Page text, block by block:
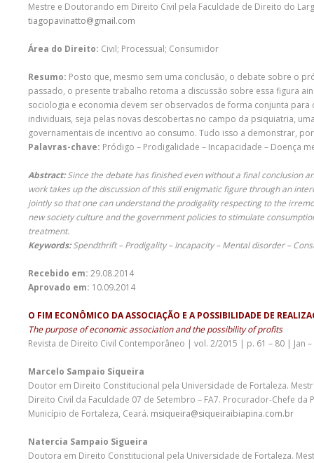
Mestre e Doutorando em Direito Civil pela Faculdade de Direito do
tiagopavinatto@gmail.com
Área do Direito: Civil; Processual; Consumidor
Resumo: Posto que, mesmo sem uma conclusão, o debate sobre o
passado, o presente trabalho retoma a discussão sobre essa figura
sociologia e economia devem ser observados de forma conjunta
individuais, seja pelas novas descobertas no campo da psiquiatria,
governamentais de incentivo ao consumo. Tudo isso a demonstrar,
Palavras-chave: Pródigo – Prodigalidade – Incapacidade – Doença
Abstract:Since the debate has finished even without a final conclusion
work takes up the discussion of this still enigmatic figure through an
jointly so that one can understand the prodigality respecting to the
new society culture and the government policies to stimulate
treatment.
Keywords:Spendthrift – Prodigality – Incapacity – Mental disorder –
Recebido em: 29.08.2014
Aprovado em: 10.09.2014
O FIM ECONÔMICO DA ASSOCIAÇÃO E A POSSIBILIDADE DE
The purpose of economic association and the possibility of profits
Revista de Direito Civil Contemporâneo | vol. 2/2015 | p. 61 – 80 | Jan –
Marcelo Sampaio Siqueira
Doutor em Direito Constitucional pela Universidade de Fortaleza.
Direito Civil da Faculdade 07 de Setembro – FA7. Procurador-Chefe
Município de Fortaleza, Ceará. msiqueira@siqueiraibiapina.com.br
Natercia Sampaio Sigueira
Doutora em Direito Constitucional pela Universidade de Fortaleza.